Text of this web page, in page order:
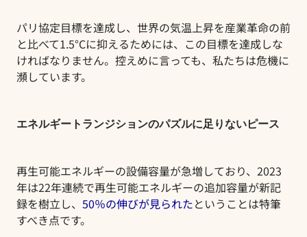
パリ協定目標を達成し、世界の気温上昇を産業革命の前
と比べて1.5°Cに抑えるためには、この目標を達成しな
ければなりません。控えめに言っても、私たちは危機に
瀕しています。
エネルギートランジションのパズルに足りないピース
再生可能エネルギーの設備容量が急増しており、2023
年は22年連続で再生可能エネルギーの追加容量が新記
録を樹立し、 50％の伸びが見られたということは特筆
すべき点です。